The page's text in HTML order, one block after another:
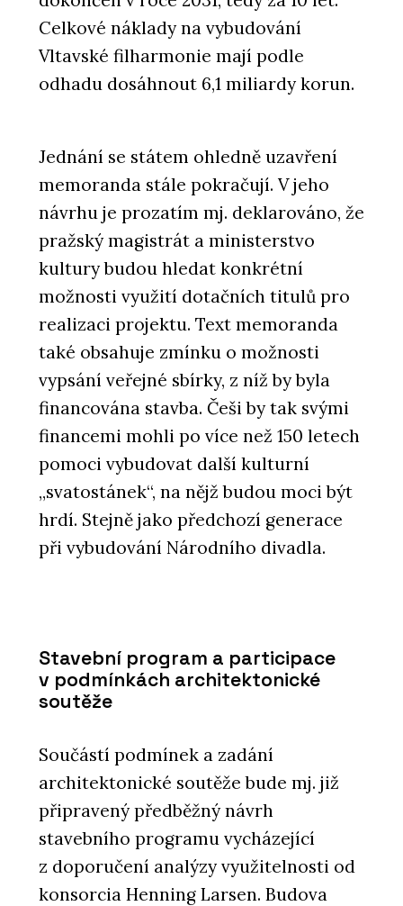
Celkové náklady na vybudování
Vltavské filharmonie mají podle
odhadu dosáhnout 6,1 miliardy korun.
Jednání se státem ohledně uzavření
memoranda stále pokračují. V jeho
návrhu je prozatím mj. deklarováno, že
pražský magistrát a ministerstvo
kultury budou hledat konkrétní
možnosti využití dotačních titulů pro
realizaci projektu. Text memoranda
také obsahuje zmínku o možnosti
vypsání veřejné sbírky, z níž by byla
financována stavba. Češi by tak svými
financemi mohli po více než 150 letech
pomoci vybudovat další kulturní
„svatostánek“, na nějž budou moci být
hrdí. Stejně jako předchozí generace
při vybudování Národního divadla.
Stavební program a participace
v podmínkách architektonické
soutěže
Součástí podmínek a zadání
architektonické soutěže bude mj. již
připravený předběžný návrh
stavebního programu vycházející
z doporučení analýzy využitelnosti od
konsorcia Henning Larsen. Budova